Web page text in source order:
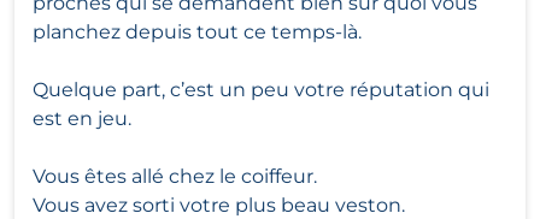
planchez depuis tout ce temps-là.
Quelque part, c’est un peu votre réputation qui
est en jeu.
Vous êtes allé chez le coiffeur.
Vous avez sorti votre plus beau veston.